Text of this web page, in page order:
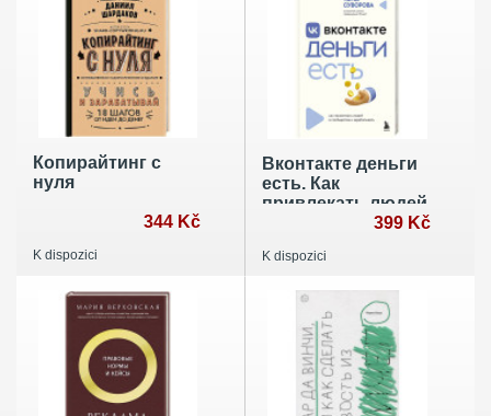
Копирайтинг с
нуля
344 Kč
K dispozici
Вконтакте деньги
есть. Как
привлекать людей
в сообщества и399 Kč
K dispozici